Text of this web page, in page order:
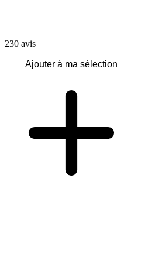
230 avis
Ajouter à ma sélection